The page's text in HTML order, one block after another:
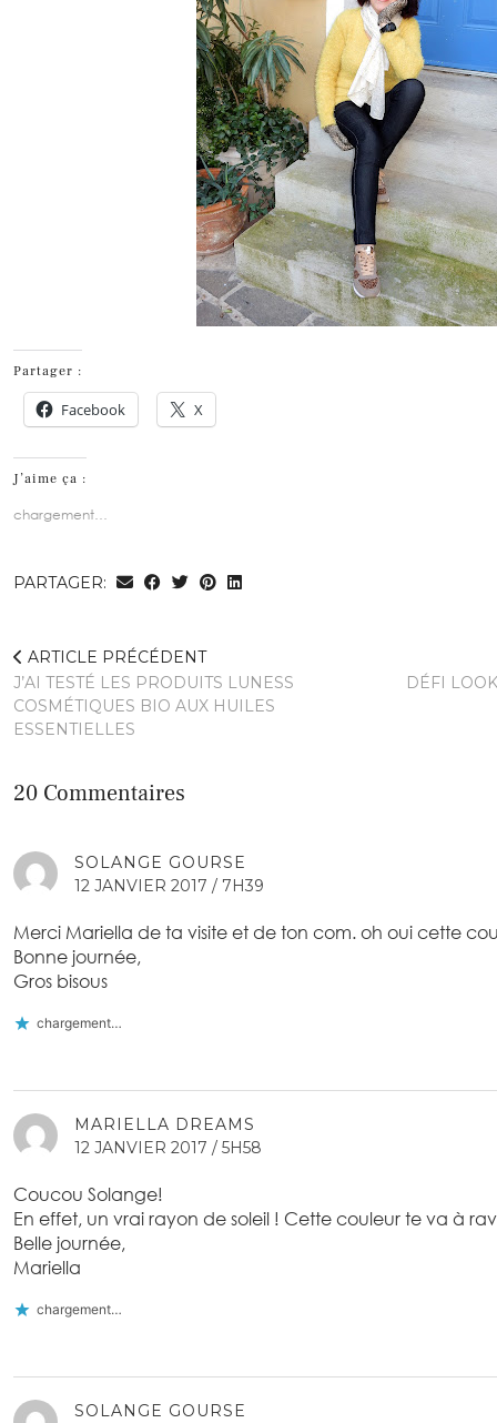
Partager :
Facebook X
J’aime ça :
chargement…
PARTAGER:
ARTICLE PRÉCÉDENT
J’AI TESTÉ LES PRODUITS LUNESS
COSMÉTIQUES BIO AUX HUILES
ESSENTIELLES
DÉFI
20 Commentaires
SOLANGE GOURSE
12 JANVIER 2017 / 7H39
Merci Mariella de ta visite et de ton com. oh oui cette
Bonne journée,
Gros bisous
chargement…
MARIELLA DREAMS
12 JANVIER 2017 / 5H58
Coucou Solange!
En effet, un vrai rayon de soleil ! Cette couleur te va à
Belle journée,
Mariella
chargement…
SOLANGE GOURSE